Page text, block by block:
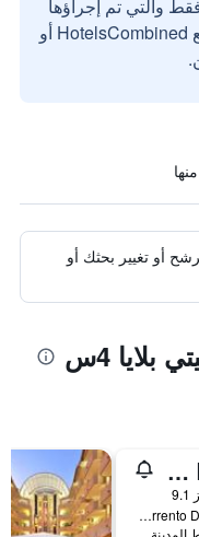
والتي تم إجراؤها
بواسطة مستخدمين حقيقيين مع HotelsCombined أو
أو تغيير بحثك أو
4س
أكوا هوتل ذا بريتس آند سبا - عامامل جميع الخدمات - لبالغين فقل +18
Torrento De Can Gelat S-n 1, سانتا سوسانا, كاتالونيا, أسبانيا